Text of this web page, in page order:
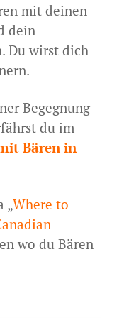
mit deinen
dein
Du wirst dich
Begegnung
du im
Bären in
„Where to
wo du Bären